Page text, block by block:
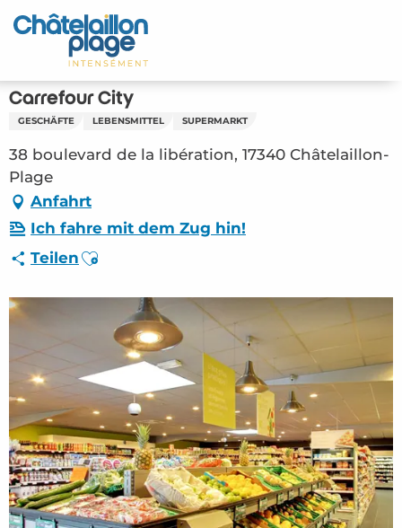
Aller
au
principal
Startseite - DE
Entdecken Sie
Aktivitäten
Zu leben
Treffpunkt
Ihr Aufenthalt - DE
ORG – Carrefour City (Châtelaillon-Plage)
Carrefour City
GESCHÄFTE LEBENSMITTEL SUPERMARKT
38 boulevard de la libération, 17340 Châtelaillon-
Plage
Anfahrt
Ich fahre mit dem Zug hin!
Teilen Ajouter aux favoris